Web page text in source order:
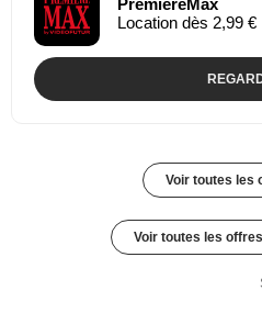
Location dès 2,99 €
Voir toutes les
Voir toutes les